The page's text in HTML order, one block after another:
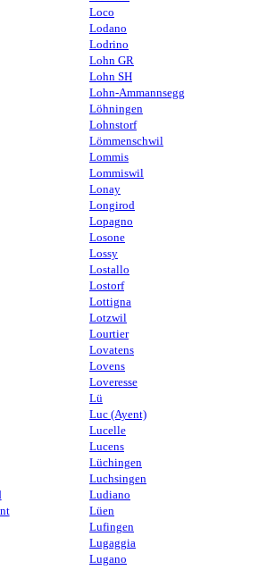
Loco
Lodano
Lodrino
Lohn GR
Lohn SH
Lohn-Ammannsegg
Löhningen
Lohnstorf
Lömmenschwil
Lommis
Lommiswil
Lonay
Longirod
Lopagno
Losone
Lossy
Lostallo
Lostorf
Lottigna
Lotzwil
Lourtier
Lovatens
Lovens
Loveresse
Lü
Luc (Ayent)
Lucelle
Lucens
Lüchingen
Luchsingen
Ludiano
Lüen
Lufingen
Lugaggia
Lugano